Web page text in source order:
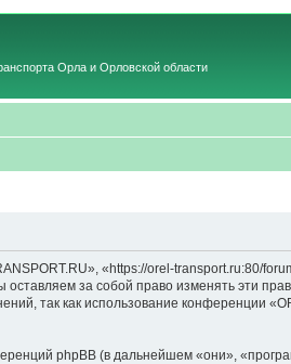
Орла и Орловской области
«https://orel-transport.ru:80/
за собой право изменять эти
так как использование конференции
phpBB (в дальнейшем «они»,